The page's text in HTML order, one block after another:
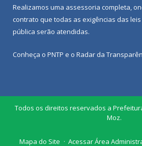
Realizamos uma assessoria completa,
contrato que todas as exigências das
pública serão atendidas.
Conheça o PNTP e o Radar da
Todos os direitos reservados a
Moz.
Mapa do Site
Acessar Área